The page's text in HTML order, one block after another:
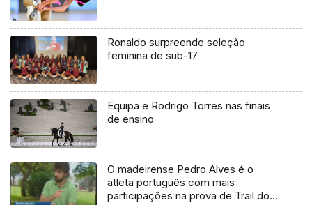
Ronaldo surpreende seleção
feminina de sub-17
Equipa e Rodrigo Torres nas finais
de ensino
O madeirense Pedro Alves é o
atleta português com mais
participações na prova de Trail do